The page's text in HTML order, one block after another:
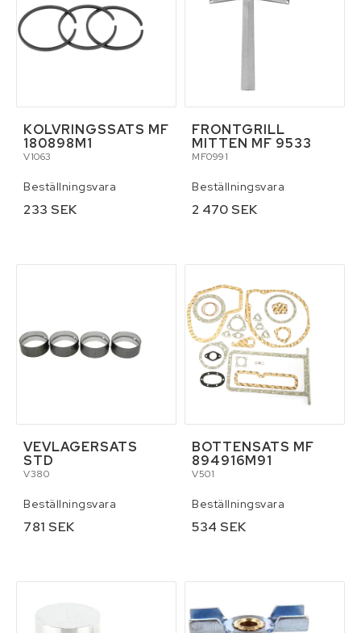
KOLVRINGSSATS MF
180898M1
V1063
Beställningsvara
233 SEK
FRONTGRILL
MITTEN MF 9533
MF0991
Beställningsvara
2 470 SEK
VEVLAGERSATS
STD
V380
Beställningsvara
781 SEK
BOTTENSATS MF
894916M91
V501
Beställningsvara
534 SEK